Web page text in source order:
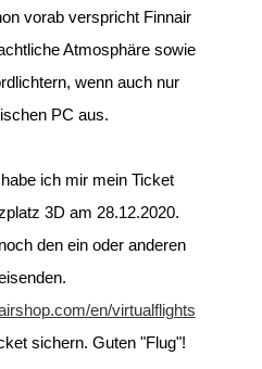
vorab verspricht Finnair
Atmosphäre sowie
wenn auch nur
PC aus.
ich mir mein Ticket
3D am 28.12.2020.
den ein oder anderen
en/virtualflights
sichern. Guten "Flug"!